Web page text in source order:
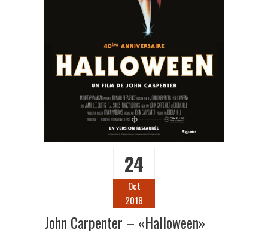
24
Oct
2018
John Carpenter – «Halloween»